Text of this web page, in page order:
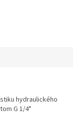
hydraulického
G 1/4"